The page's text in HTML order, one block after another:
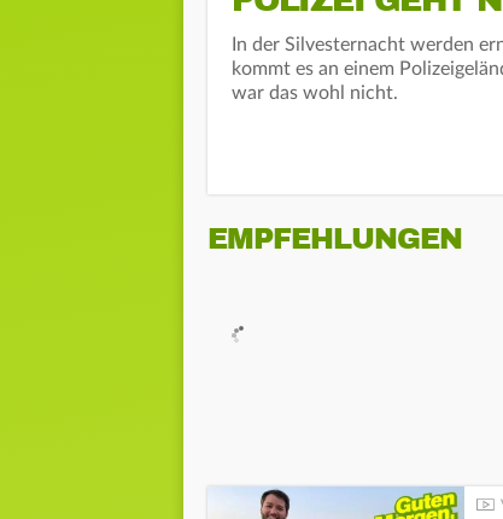
In der Silvesternacht werden
kommt es an einem
war das wohl nicht.
EMPFEHLUNGEN